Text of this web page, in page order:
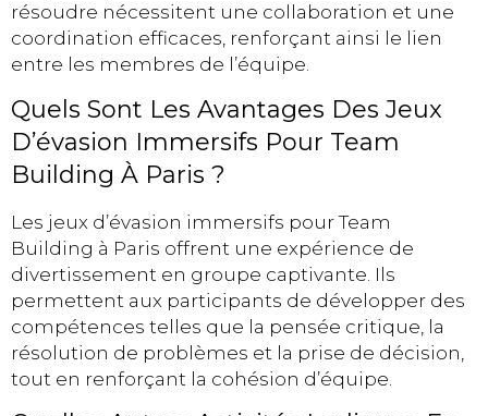
résoudre nécessitent une collaboration et une
coordination efficaces, renforçant ainsi le lien
entre les membres de l’équipe.
Quels Sont Les Avantages Des Jeux
D’évasion Immersifs Pour Team
Building À Paris ?
Les jeux d’évasion immersifs pour Team
Building à Paris offrent une expérience de
divertissement en groupe captivante. Ils
permettent aux participants de développer des
compétences telles que la pensée critique, la
résolution de problèmes et la prise de décision,
tout en renforçant la cohésion d’équipe.